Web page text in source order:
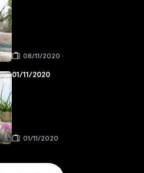
08/11/2020
01/11/2020
01/11/2020